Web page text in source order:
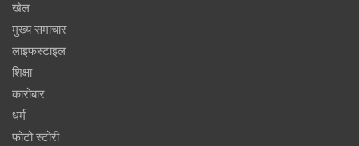
खेल
मुख्य समाचार
लाइफस्टाइल
शिक्षा
कारोबार
धर्म
फोटो स्टोरी